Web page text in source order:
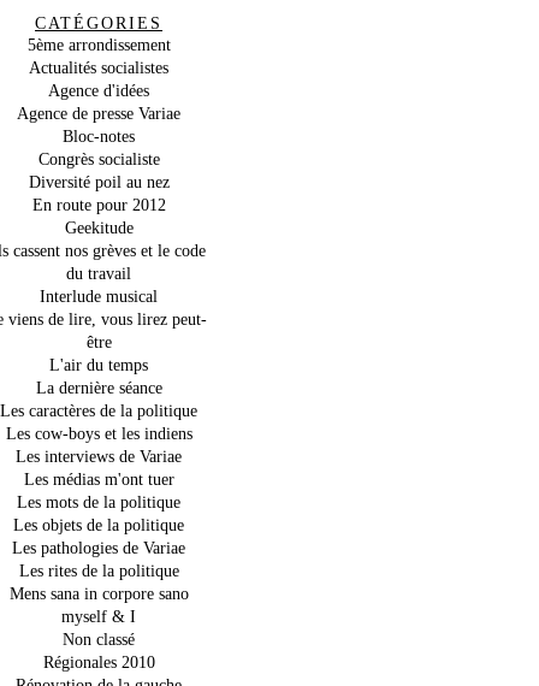
CATÉGORIES
5ème arrondissement
Actualités socialistes
Agence d'idées
Agence de presse Variae
Bloc-notes
Congrès socialiste
Diversité poil au nez
En route pour 2012
Geekitude
cassent nos grèves et le code
du travail
Interlude musical
viens de lire, vous lirez peut-
être
L'air du temps
La dernière séance
Les caractères de la politique
Les cow-boys et les indiens
Les interviews de Variae
Les médias m'ont tuer
Les mots de la politique
Les objets de la politique
Les pathologies de Variae
Les rites de la politique
Mens sana in corpore sano
myself & I
Non classé
Régionales 2010